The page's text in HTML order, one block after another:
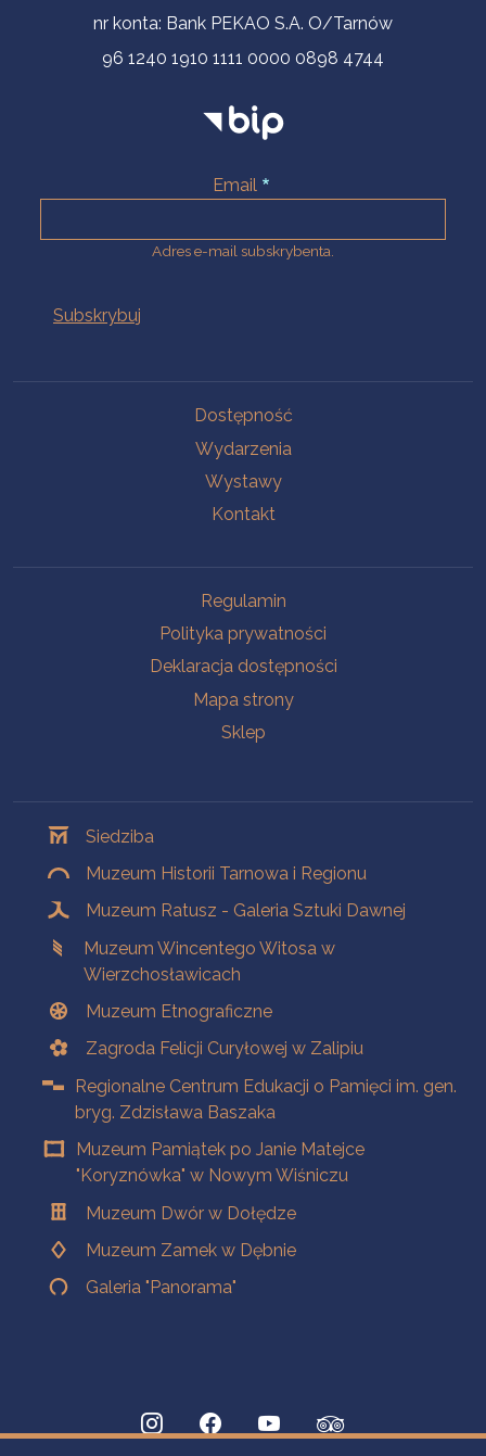
nr konta: Bank PEKAO S.A. O/Tarnów
96 1240 1910 1111 0000 0898 4744
Email
Adres e-mail subskrybenta.
Dostępność
Wydarzenia
Wystawy
Kontakt
Regulamin
Polityka prywatności
Deklaracja dostępności
Mapa strony
Sklep
Siedziba
Muzeum Historii Tarnowa i Regionu
Muzeum Ratusz - Galeria Sztuki Dawnej
Muzeum Wincentego Witosa w
Wierzchosławicach
Muzeum Etnograficzne
Zagroda Felicji Curyłowej w Zalipiu
Regionalne Centrum Edukacji o Pamięci im. gen.
bryg. Zdzisława Baszaka
Muzeum Pamiątek po Janie Matejce
"Koryznówka" w Nowym Wiśniczu
Muzeum Dwór w Dołędze
Muzeum Zamek w Dębnie
Galeria "Panorama"